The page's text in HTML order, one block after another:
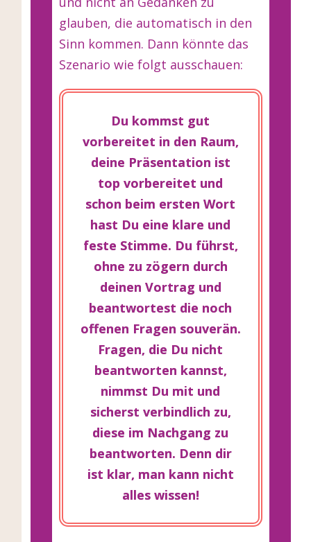
glauben, die automatisch in den
Sinn kommen. Dann könnte das
Szenario wie folgt ausschauen:
Du kommst gut
vorbereitet in den Raum,
deine Präsentation ist
top vorbereitet und
schon beim ersten Wort
hast Du eine klare und
feste Stimme. Du führst,
ohne zu zögern durch
deinen Vortrag und
beantwortest die noch
offenen Fragen souverän.
Fragen, die Du nicht
beantworten kannst,
nimmst Du mit und
sicherst verbindlich zu,
diese im Nachgang zu
beantworten. Denn dir
ist klar, man kann nicht
alles wissen!